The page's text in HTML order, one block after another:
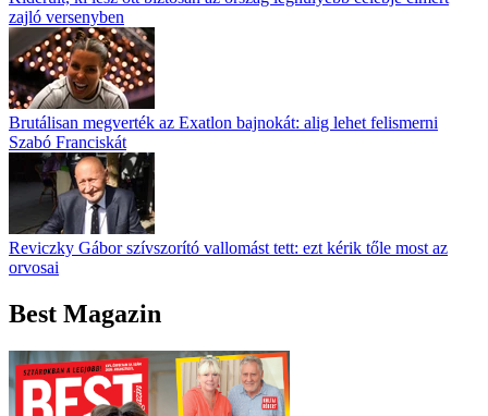
zajló versenyben
Brutálisan megverték az Exatlon bajnokát: alig lehet felismerni
Szabó Franciskát
Reviczky Gábor szívszorító vallomást tett: ezt kérik tőle most az
orvosai
Best Magazin